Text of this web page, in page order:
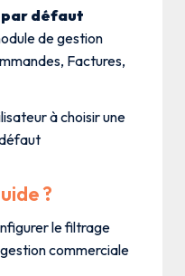
défaut
de gestion
Factures,
à choisir une
?
le filtrage
commerciale